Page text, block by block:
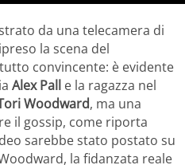
da una telecamera di
la scena del
convincente: è evidente
Alex Pall e la ragazza nel
Woodward, ma una
il gossip, come riporta
sarebbe stato postato su
la fidanzata reale